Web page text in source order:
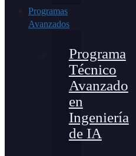
Programas
Avanzados
Programa
Técnico
Avanzado
en
Ingeniería
de IA